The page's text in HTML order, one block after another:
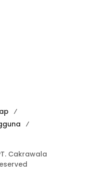
Cakrawala